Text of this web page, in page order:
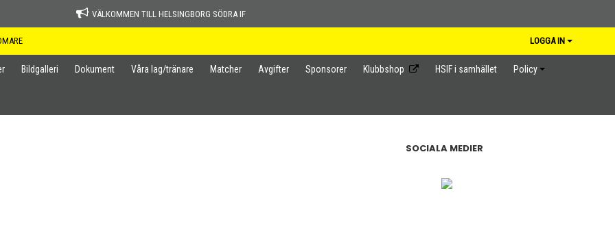
VÄLKOMMEN TILL HELSINGBORG SÖDRA IF
LOGGA IN
Bildgalleri Dokument Våra lag/tränare Matcher Avgifter Sponsorer Klubbshop HSIF i samhället Policy
SOCIALA MEDIER